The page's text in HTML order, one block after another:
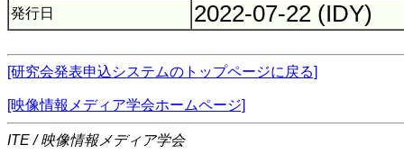
発行日 2022-07-22 (IDY)
[研究会発表申込システムのトップページに戻る]
[映像情報メディア学会ホームページ]
ITE / 映像情報メディア学会